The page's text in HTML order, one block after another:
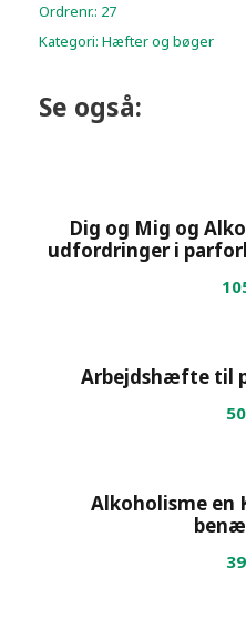
e
e
A
Ordrenr.: 27
Kategori: Hæfter og bøger
Se også:
Dig og Mig og
udfordringer i
Arbejdshæfte til
50
Alkoholisme en
39